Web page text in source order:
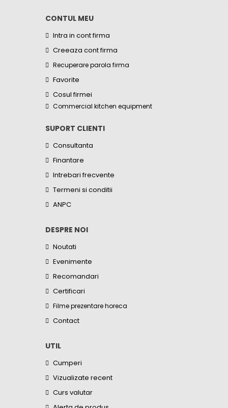
CONTUL MEU
Intra in cont firma
Creeaza cont firma
Recuperare parola firma
Favorite
Cosul firmei
Commercial kitchen equipment
SUPORT CLIENTI
Consultanta
Finantare
Intrebari frecvente
Termeni si conditii
ANPC
DESPRE NOI
Noutati
Evenimente
Recomandari
Certificari
Filme prezentare horeca
Contact
UTIL
Cumperi
Vizualizate recent
Curs valutar